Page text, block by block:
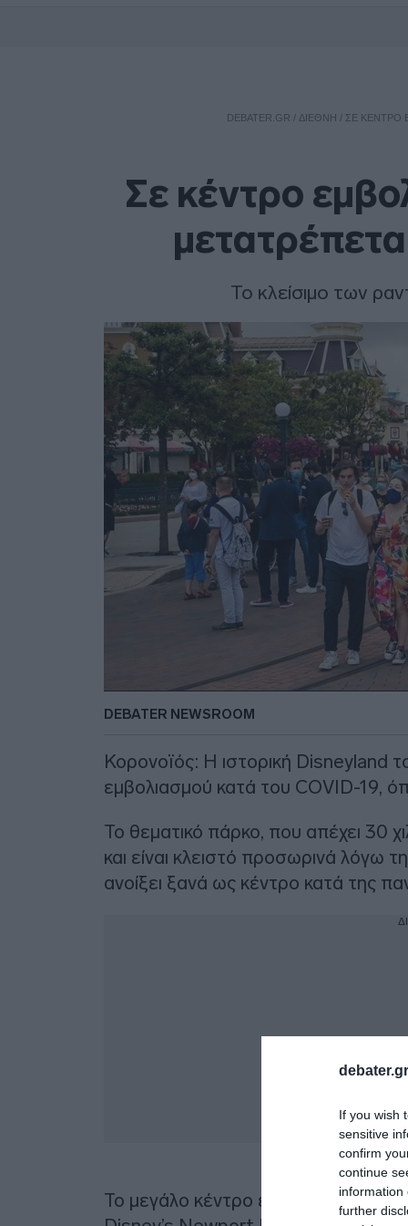
If you wish
sensitive
confirm
continue
information
further
DEBATER.GR / ΔΙΕΘΝΗ / ΣΕ ΚΈΝΤΡΟ
Σε κέντρο
Το κλείσιμο των
DEBATER NEWSROOM
Κορονοϊός: Η ιστορική Disneyland
εμβολιασμού κατά του COVID-19,
Το θεματικό πάρκο, που απέχει 30
και είναι κλειστό προσωρινά λόγω
ανοίξει ξανά ως κέντρο κατά της
Το μεγάλο κέντρο εμβολιασμού θα